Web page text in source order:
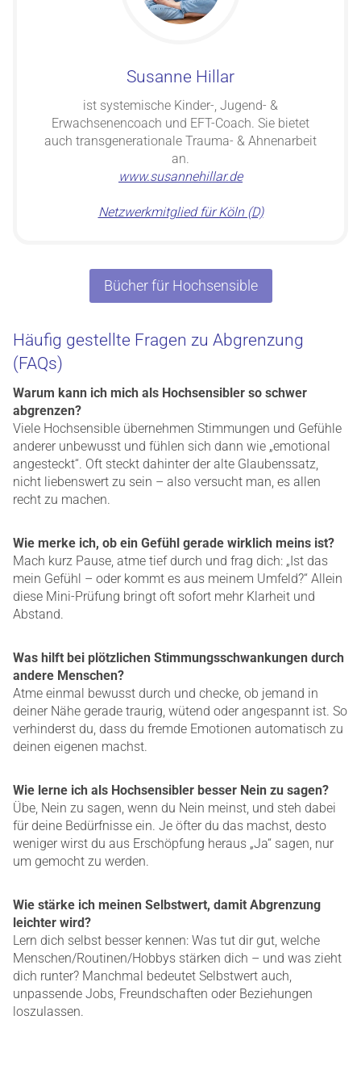
Susanne Hillar
ist systemische Kinder-, Jugend- &
Erwachsenencoach und EFT-Coach. Sie bietet
auch transgenerationale Trauma- & Ahnenarbeit
an.
www.susannehillar.de
Netzwerkmitglied für Köln (D)
Bücher für Hochsensible
Häufig gestellte Fragen zu Abgrenzung
(FAQs)
Warum kann ich mich als Hochsensibler so schwer
abgrenzen?
Viele Hochsensible übernehmen Stimmungen und Gefühle
anderer unbewusst und fühlen sich dann wie „emotional
angesteckt“. Oft steckt dahinter der alte Glaubenssatz,
nicht liebenswert zu sein – also versucht man, es allen
recht zu machen.
Wie merke ich, ob ein Gefühl gerade wirklich meins ist?
Mach kurz Pause, atme tief durch und frag dich: „Ist das
mein Gefühl – oder kommt es aus meinem Umfeld?“ Allein
diese Mini-Prüfung bringt oft sofort mehr Klarheit und
Abstand.
Was hilft bei plötzlichen Stimmungsschwankungen durch
andere Menschen?
Atme einmal bewusst durch und checke, ob jemand in
deiner Nähe gerade traurig, wütend oder angespannt ist. So
verhinderst du, dass du fremde Emotionen automatisch zu
deinen eigenen machst.
Wie lerne ich als Hochsensibler besser Nein zu sagen?
Übe, Nein zu sagen, wenn du Nein meinst, und steh dabei
für deine Bedürfnisse ein. Je öfter du das machst, desto
weniger wirst du aus Erschöpfung heraus „Ja“ sagen, nur
um gemocht zu werden.
Wie stärke ich meinen Selbstwert, damit Abgrenzung
leichter wird?
Lern dich selbst besser kennen: Was tut dir gut, welche
Menschen/Routinen/Hobbys stärken dich – und was zieht
dich runter? Manchmal bedeutet Selbstwert auch,
unpassende Jobs, Freundschaften oder Beziehungen
loszulassen.